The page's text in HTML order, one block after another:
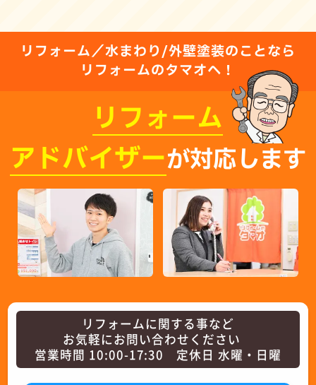
リフォーム／水まわり/外壁塗装のことなら
リフォームのタマオへ！
リフォーム
アドバイザーが対応します
リフォームに関する事など
お気軽にお問い合わせください
営業時間 10:00-17:30 定休日 水曜・日曜